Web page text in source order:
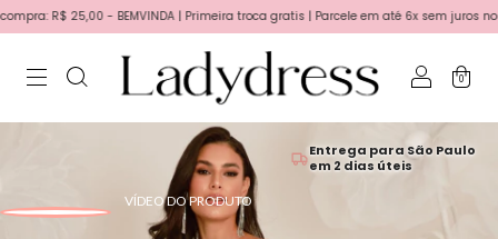
R$ 25,00 - BEMVINDA | Primeira troca gratis | Parcele em até 6x sem juros no
0
Entrega para São Paulo
em 2 dias úteis